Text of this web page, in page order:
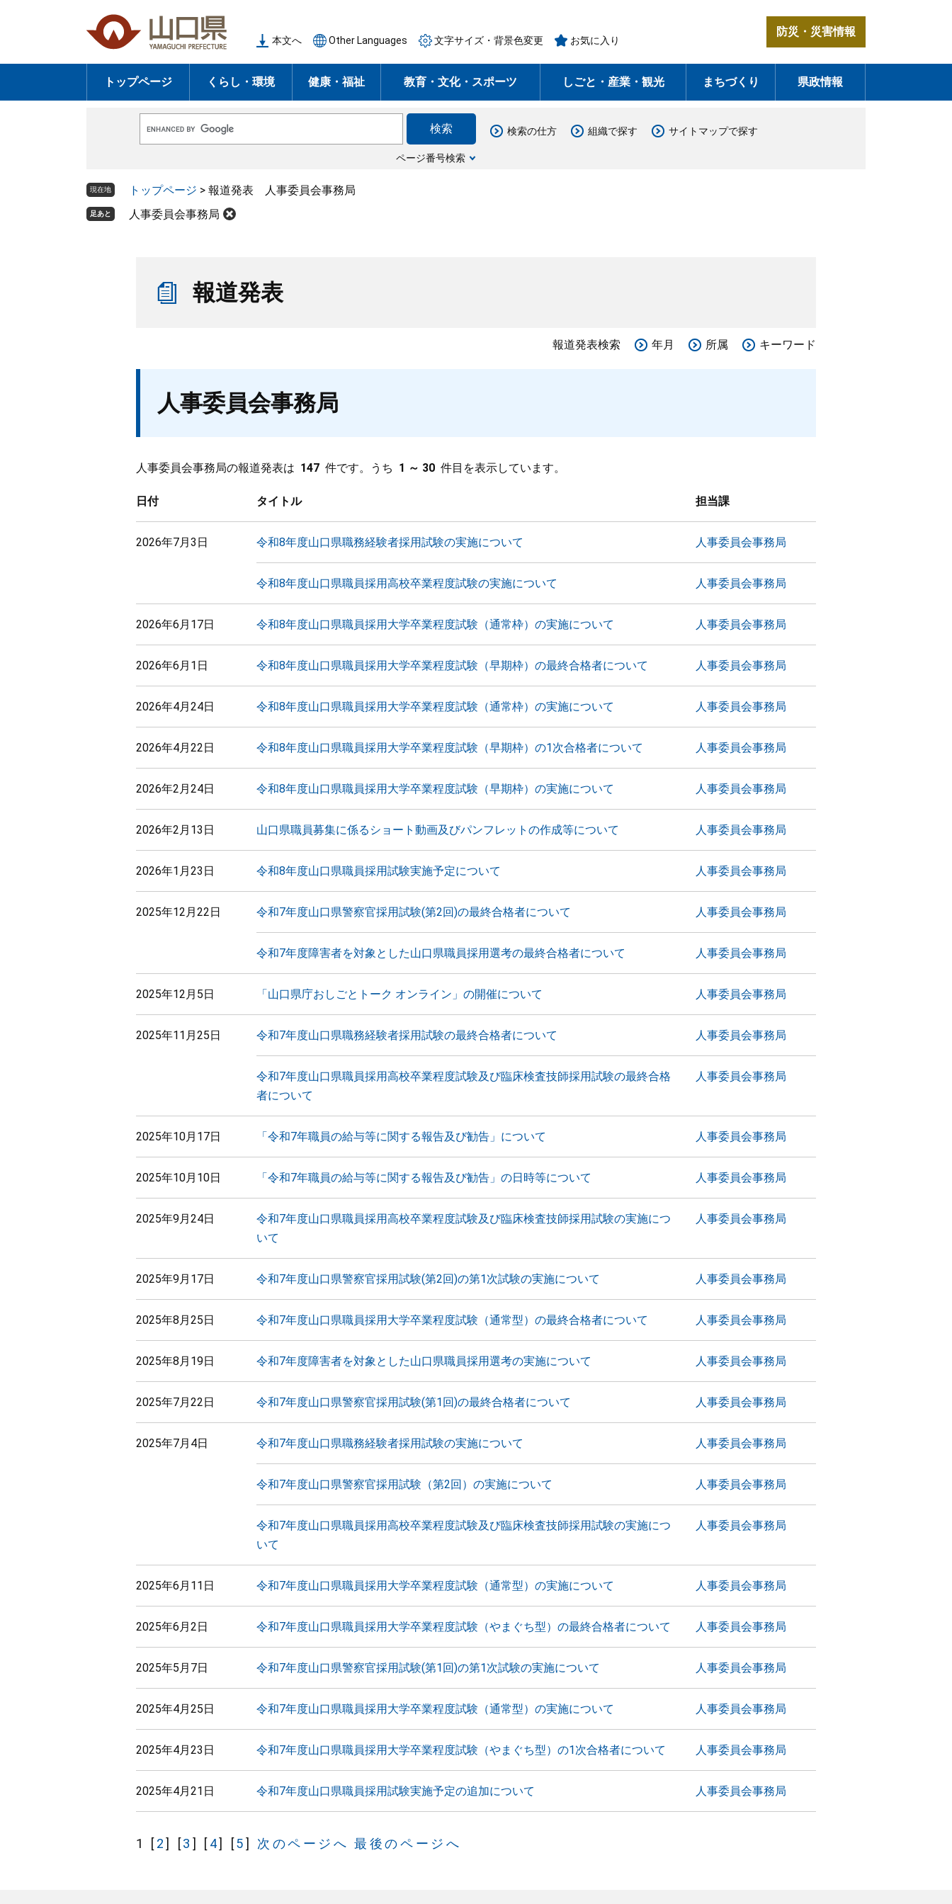
の
頭
ー
飛
本文へ Other Languages 文字サイズ・背景色変更 お気に入り
防災・災害情報
トップページ くらし・環境 健康・福祉 教育・文化・スポーツ しごと・産業・観光 まちづくり 県政情報
o
e
ス
ページ番号検索
検索の仕方 組織で探す サイトマップで探す
現在地 トップページ > 報道発表 人事委員会事務局
足あと 人事委員会事務局
報道発表
報道発表検索 年月 所属 キーワード
人事委員会事務局
人事委員会事務局の報道発表は 147 件です。うち 1 ～ 30 件目を表示しています。
日付 タイトル 担当課
2026年7月3日 令和8年度山口県職務経験者採用試験の実施について 人事委員会事務局
令和8年度山口県職員採用高校卒業程度試験の実施について 人事委員会事務局
2026年6月17日 令和8年度山口県職員採用大学卒業程度試験（通常枠）の実施について 人事委員会事務局
2026年6月1日 令和8年度山口県職員採用大学卒業程度試験（早期枠）の最終合格者について 人事委員会事務局
2026年4月24日 令和8年度山口県職員採用大学卒業程度試験（通常枠）の実施について 人事委員会事務局
2026年4月22日 令和8年度山口県職員採用大学卒業程度試験（早期枠）の1次合格者について 人事委員会事務局
2026年2月24日 令和8年度山口県職員採用大学卒業程度試験（早期枠）の実施について 人事委員会事務局
2026年2月13日 山口県職員募集に係るショート動画及びパンフレットの作成等について 人事委員会事務局
2026年1月23日 令和8年度山口県職員採用試験実施予定について 人事委員会事務局
2025年12月22日 令和7年度山口県警察官採用試験(第2回)の最終合格者について 人事委員会事務局
令和7年度障害者を対象とした山口県職員採用選考の最終合格者について 人事委員会事務局
2025年12月5日 「山口県庁おしごとトーク オンライン」の開催について 人事委員会事務局
2025年11月25日 令和7年度山口県職務経験者採用試験の最終合格者について 人事委員会事務局
令和7年度山口県職員採用高校卒業程度試験及び臨床検査技師採用試験の最終合格
者について
人事委員会事務局
2025年10月17日 「令和7年職員の給与等に関する報告及び勧告」について 人事委員会事務局
2025年10月10日 「令和7年職員の給与等に関する報告及び勧告」の日時等について 人事委員会事務局
2025年9月24日
令和7年度山口県職員採用高校卒業程度試験及び臨床検査技師採用試験の実施につ
いて
人事委員会事務局
2025年9月17日 令和7年度山口県警察官採用試験(第2回)の第1次試験の実施について 人事委員会事務局
2025年8月25日 令和7年度山口県職員採用大学卒業程度試験（通常型）の最終合格者について 人事委員会事務局
2025年8月19日 令和7年度障害者を対象とした山口県職員採用選考の実施について 人事委員会事務局
2025年7月22日 令和7年度山口県警察官採用試験(第1回)の最終合格者について 人事委員会事務局
2025年7月4日 令和7年度山口県職務経験者採用試験の実施について 人事委員会事務局
令和7年度山口県警察官採用試験（第2回）の実施について 人事委員会事務局
令和7年度山口県職員採用高校卒業程度試験及び臨床検査技師採用試験の実施につ
いて
人事委員会事務局
2025年6月11日 令和7年度山口県職員採用大学卒業程度試験（通常型）の実施について 人事委員会事務局
2025年6月2日 令和7年度山口県職員採用大学卒業程度試験（やまぐち型）の最終合格者について 人事委員会事務局
2025年5月7日 令和7年度山口県警察官採用試験(第1回)の第1次試験の実施について 人事委員会事務局
2025年4月25日 令和7年度山口県職員採用大学卒業程度試験（通常型）の実施について 人事委員会事務局
2025年4月23日 令和7年度山口県職員採用大学卒業程度試験（やまぐち型）の1次合格者について 人事委員会事務局
2025年4月21日 令和7年度山口県職員採用試験実施予定の追加について 人事委員会事務局
1 [ 2] [3 ] [ 4] [5] 次のページへ 最後のページへ